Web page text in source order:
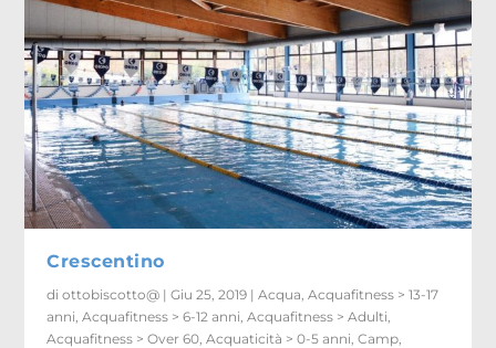
Crescentino
diottobiscotto@ |Giu 25, 2019 |Acqua ,Acquafitness > 13-17
anni ,Acquafitness > 6-12 anni ,Acquafitness > Adulti
Acquafitness > Over 60 ,Acquaticità > 0-5 anni ,Camp